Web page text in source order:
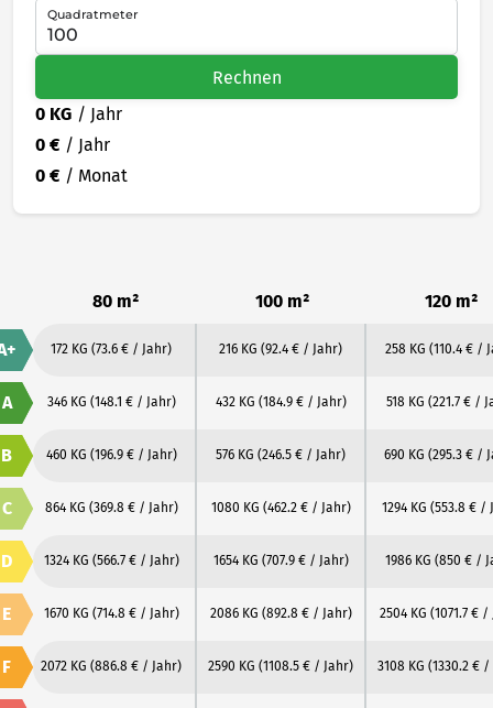
Quadratmeter
Rechnen
0 KG / Jahr
0 € / Jahr
0 € / Monat
80 m² 100 m² 120 m²
172 KG (73.6 € / Jahr) 216 KG (92.4 € / Jahr) 258 KG (110.4 € /
A 346 KG (148.1 € / Jahr) 432 KG (184.9 € / Jahr) 518 KG (221.7 € /
B 460 KG (196.9 € / Jahr) 576 KG (246.5 € / Jahr) 690 KG (295.3 € /
C 864 KG (369.8 € / Jahr) 1080 KG (462.2 € / Jahr) 1294 KG (553.8 € /
D 1324 KG (566.7 € / Jahr) 1654 KG (707.9 € / Jahr) 1986 KG (850 € /
E 1670 KG (714.8 € / Jahr) 2086 KG (892.8 € / Jahr) 2504 KG (1071.7 € /
F 2072 KG (886.8 € / Jahr) 2590 KG (1108.5 € / Jahr) 3108 KG (1330.2 € /